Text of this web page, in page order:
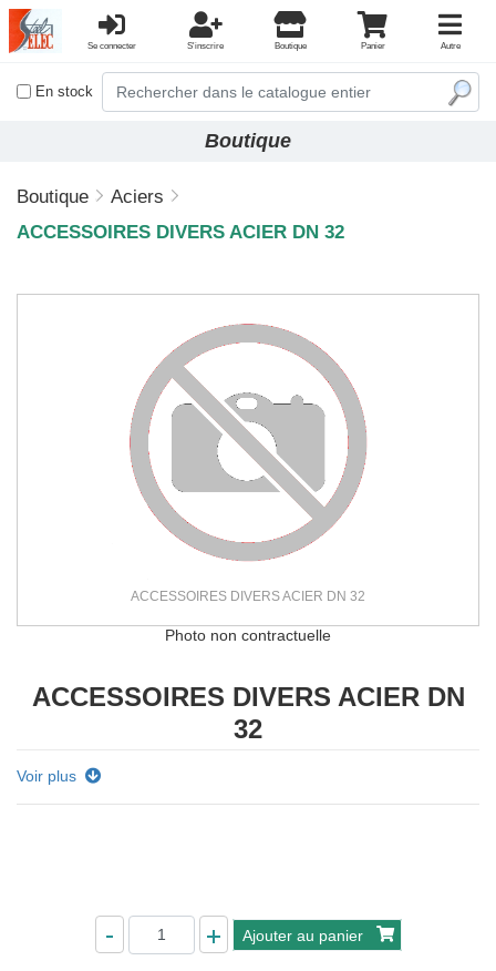
Se connecter S'inscrire Boutique Panier Autre
En stock
Boutique
Boutique
Aciers
ACCESSOIRES DIVERS ACIER DN 32
ACCESSOIRES DIVERS ACIER DN 32
Photo non contractuelle
ACCESSOIRES DIVERS ACIER DN
32
Voir plus
Ajouter au panier